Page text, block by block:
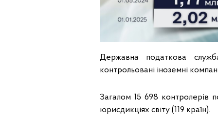
Державна податкова
контрольовані іноземні
Загалом 15 698 контролерів
юрисдикціях світу (119 країн).